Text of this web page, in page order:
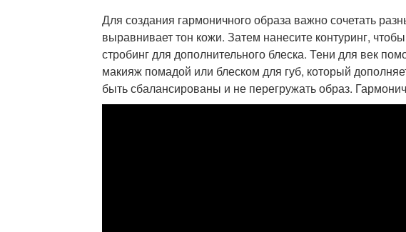
Для создания гармоничного образа важно сочетать
выравнивает тон кожи. Затем нанесите контуринг,
стробинг для дополнительного блеска. Тени для век
макияж помадой или блеском для губ, который
быть сбалансированы и не перегружать образ.